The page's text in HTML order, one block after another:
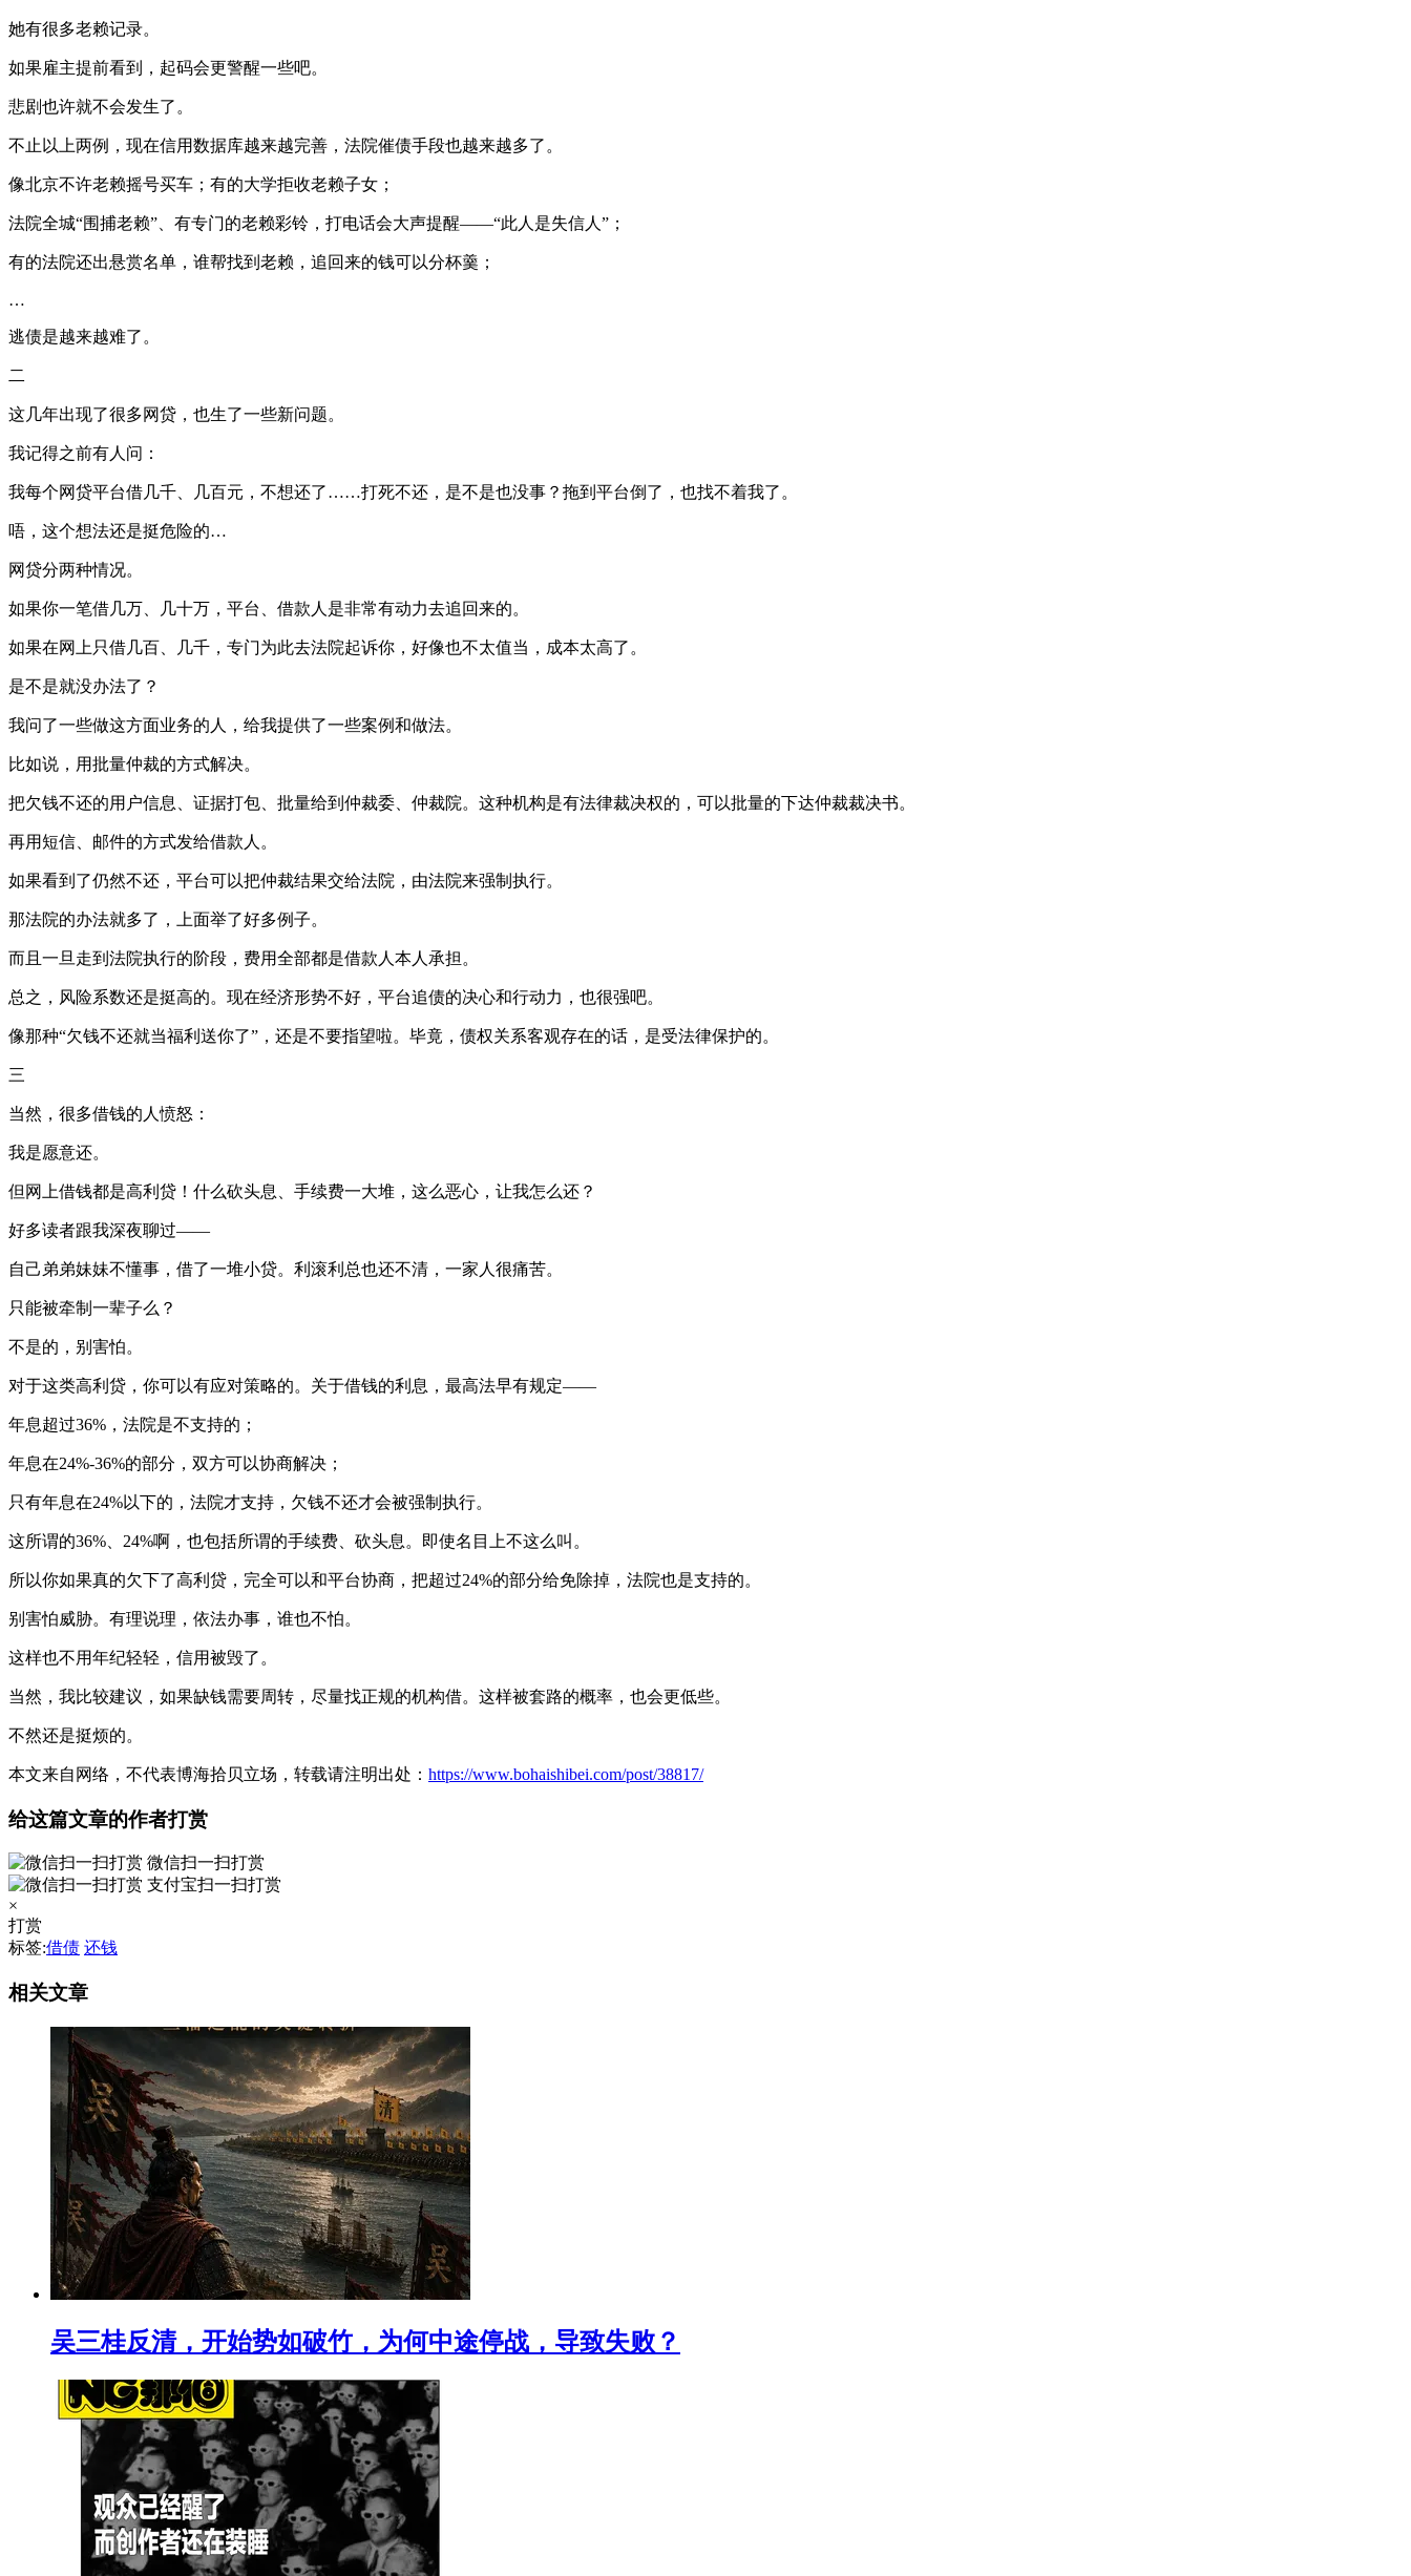
她有很多老赖记录。
如果雇主提前看到，起码会更警醒一些吧。
悲剧也许就不会发生了。
不止以上两例，现在信用数据库越来越完善，法院催债手段也越来越多了。
像北京不许老赖摇号买车；有的大学拒收老赖子女；
法院全城“围捕老赖”、有专门的老赖彩铃，打电话会大声提醒——“此人是失信人”；
有的法院还出悬赏名单，谁帮找到老赖，追回来的钱可以分杯羹；
…
逃债是越来越难了。
二
这几年出现了很多网贷，也生了一些新问题。
我记得之前有人问：
我每个网贷平台借几千、几百元，不想还了……打死不还，是不是也没事？拖到平台倒了，也找不着我了。
唔，这个想法还是挺危险的…
网贷分两种情况。
如果你一笔借几万、几十万，平台、借款人是非常有动力去追回来的。
如果在网上只借几百、几千，专门为此去法院起诉你，好像也不太值当，成本太高了。
是不是就没办法了？
我问了一些做这方面业务的人，给我提供了一些案例和做法。
比如说，用批量仲裁的方式解决。
把欠钱不还的用户信息、证据打包、批量给到仲裁委、仲裁院。这种机构是有法律裁决权的，可以批量的下达仲裁裁决书。
再用短信、邮件的方式发给借款人。
如果看到了仍然不还，平台可以把仲裁结果交给法院，由法院来强制执行。
那法院的办法就多了，上面举了好多例子。
而且一旦走到法院执行的阶段，费用全部都是借款人本人承担。
总之，风险系数还是挺高的。现在经济形势不好，平台追债的决心和行动力，也很强吧。
像那种“欠钱不还就当福利送你了”，还是不要指望啦。毕竟，债权关系客观存在的话，是受法律保护的。
三
当然，很多借钱的人愤怒：
我是愿意还。
但网上借钱都是高利贷！什么砍头息、手续费一大堆，这么恶心，让我怎么还？
好多读者跟我深夜聊过——
自己弟弟妹妹不懂事，借了一堆小贷。利滚利总也还不清，一家人很痛苦。
只能被牵制一辈子么？
不是的，别害怕。
对于这类高利贷，你可以有应对策略的。关于借钱的利息，最高法早有规定——
年息超过36%，法院是不支持的；
年息在24%-36%的部分，双方可以协商解决；
只有年息在24%以下的，法院才支持，欠钱不还才会被强制执行。
这所谓的36%、24%啊，也包括所谓的手续费、砍头息。即使名目上不这么叫。
所以你如果真的欠下了高利贷，完全可以和平台协商，把超过24%的部分给免除掉，法院也是支持的。
别害怕威胁。有理说理，依法办事，谁也不怕。
这样也不用年纪轻轻，信用被毁了。
当然，我比较建议，如果缺钱需要周转，尽量找正规的机构借。这样被套路的概率，也会更低些。
不然还是挺烦的。
本文来自网络，不代表博海拾贝立场，转载请注明出处： https://www.bohaishibei.com/post/38817/
给这篇文章的作者打赏
微信扫一扫打赏
支付宝扫一扫打赏
×
打赏
标签:借债 还钱
相关文章
吴三桂反清，开始势如破竹，为何中途停战，导致失败？